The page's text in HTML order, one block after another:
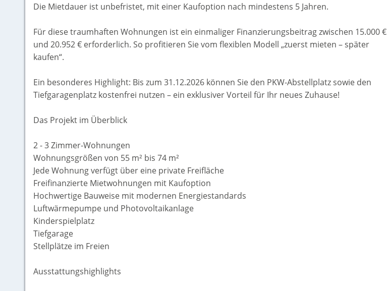
Die Mietdauer ist unbefristet, mit einer Kaufoption nach mindestens 5 Jahren.
Für diese traumhaften Wohnungen ist ein einmaliger Finanzierungsbeitrag zwischen 15.000 €
und 20.952 € erforderlich. So profitieren Sie vom flexiblen Modell „zuerst mieten – später
kaufen“.
Ein besonderes Highlight: Bis zum 31.12.2026 können Sie den PKW-Abstellplatz sowie den
Tiefgaragenplatz kostenfrei nutzen – ein exklusiver Vorteil für Ihr neues Zuhause!
Das Projekt im Überblick
2 - 3 Zimmer-Wohnungen
Wohnungsgrößen von 55 m² bis 74 m²
Jede Wohnung verfügt über eine private Freifläche
Freifinanzierte Mietwohnungen mit Kaufoption
Hochwertige Bauweise mit modernen Energiestandards
Luftwärmepumpe und Photovoltaikanlage
Kinderspielplatz
Tiefgarage
Stellplätze im Freien
Ausstattungshighlights